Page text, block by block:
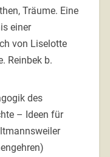
Träume. Eine
einer
von Liselotte
Reinbek b.
des
– Ideen für